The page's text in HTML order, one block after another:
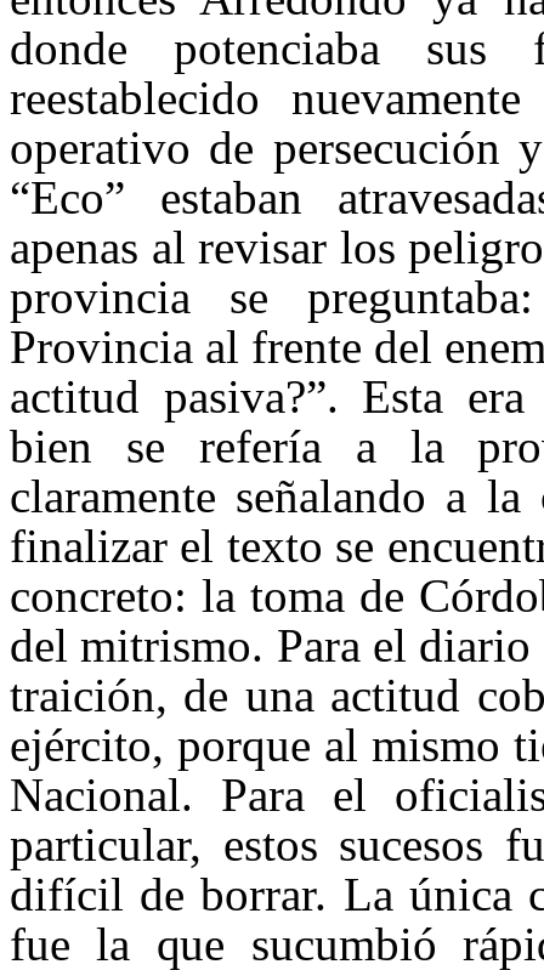
donde potenciaba
reestablecido
operativo de persecución
“Eco” estaban
apenas al revisar los
provincia se
Provincia al frente del
actitud pasiva?”. Esta
bien se refería a la
claramente señalando a
finalizar el texto se
concreto: la toma de
del mitrismo. Para el diario
traición, de una actitud
ejército, porque al mismo
Nacional. Para el
particular, estos sucesos
difícil de borrar. La única
fue la que sucumbió